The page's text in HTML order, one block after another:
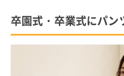
卒園式・卒業式にパン